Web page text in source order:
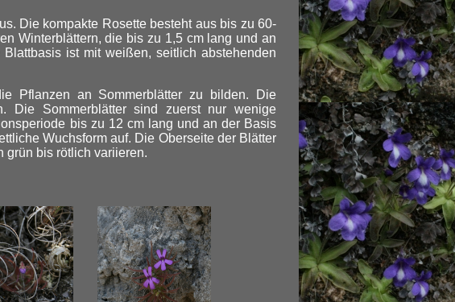
Die kompakte Rosette besteht aus bis zu 60-
Winterblättern, die bis zu 1,5 cm lang und an
ist mit weißen, seitlich abstehenden
Pflanzen an Sommerblätter zu bilden. Die
Die Sommerblätter sind zuerst nur wenige
bis zu 12 cm lang und an der Basis
Wuchsform auf. Die Oberseite der Blätter
grün bis rötlich variieren.